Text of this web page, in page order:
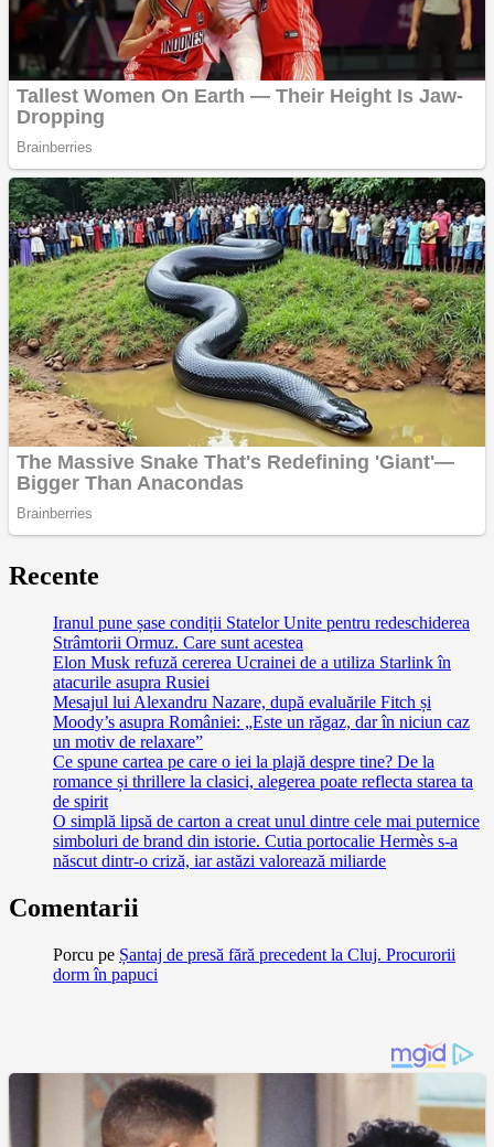
Recente
Iranul pune șase condiții Statelor Unite pentru redeschiderea
Strâmtorii Ormuz. Care sunt acestea
Elon Musk refuză cererea Ucrainei de a utiliza Starlink în
atacurile asupra Rusiei
Mesajul lui Alexandru Nazare, după evaluările Fitch și
Moody’s asupra României: „Este un răgaz, dar în niciun caz
un motiv de relaxare”
Ce spune cartea pe care o iei la plajă despre tine? De la
romance și thrillere la clasici, alegerea poate reflecta starea ta
de spirit
O simplă lipsă de carton a creat unul dintre cele mai puternice
simboluri de brand din istorie. Cutia portocalie Hermès s-a
născut dintr-o criză, iar astăzi valorează miliarde
Comentarii
Porcu pe Șantaj de presă fără precedent la Cluj. Procurorii
dorm în papuci